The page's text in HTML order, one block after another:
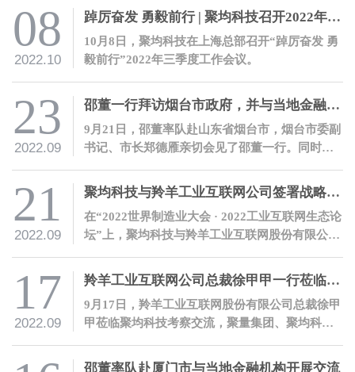
08
2022.10
踔厉奋发 勇毅前行 | 聚均科技召开2022年三季度工作会议
10月8日，聚均科技在上海总部召开“踔厉奋发 勇
毅前行”2022年三季度工作会议。
23
2022.09
邵董一行拜访烟台市政府，并与当地金融机构开展交流
9月21日，邵董率队赴山东省烟台市，烟台市委副
书记、市长郑德雁亲切会见了邵董一行。同时，
了深入交流。
21
2022.09
聚均科技与羚羊工业互联网公司签署战略合作协议
在“2022世界制造业大会 · 2022工业互联网生态论
坛”上，聚均科技与羚羊工业互联网股份有限公司
互联网发展，赋能实体经济。
17
2022.09
羚羊工业互联网公司总裁徐甲甲一行莅临聚均科技考察交流
9月17日，羚羊工业互联网股份有限公司总裁徐甲
甲莅临聚均科技考察交流，聚量集团、聚均科技
邵董率队赴厦门市与当地金融机构开展交流